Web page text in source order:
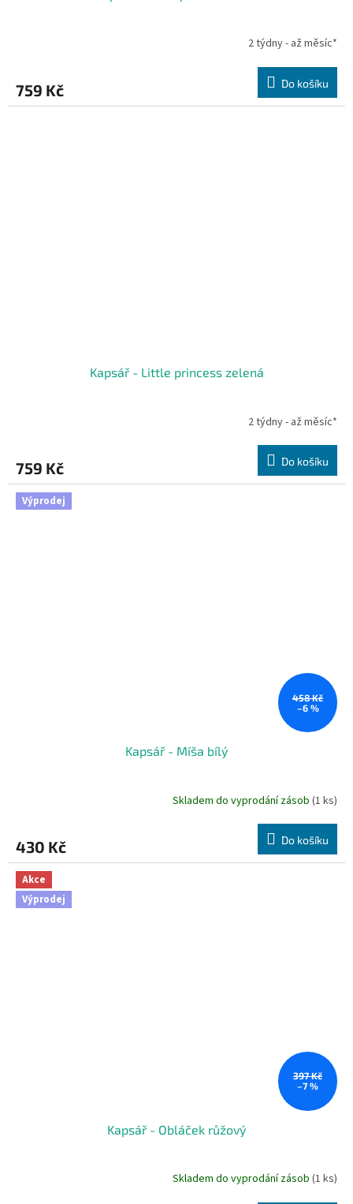
2 týdny - až měsíc*
759 Kč Do košíku
Kapsář - Little princess zelená
2 týdny - až měsíc*
759 Kč Do košíku
Výprodej
458 Kč
–6 %
Kapsář - Míša bílý
Skladem do vyprodání zásob (1 ks)
430 Kč Do košíku
Akce
Výprodej
397 Kč
–7 %
Kapsář - Obláček růžový
Skladem do vyprodání zásob (1 ks)